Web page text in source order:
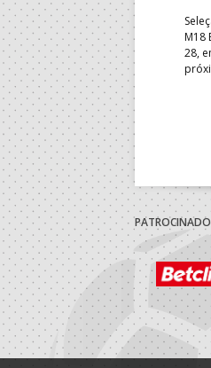
o Brasil, em Ramnicu
apuramento dos lugares 17
confortável das jogadoras
M18
28,